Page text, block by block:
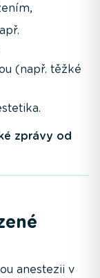
(např. těžké
zprávy od
anestezii v